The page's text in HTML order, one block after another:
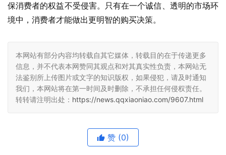
保消费者的权益不受侵害。只有在一个诚信、透明的市场环
境中，消费者才能做出更明智的购买决策。
本网站有部分内容均转载自其它媒体，转载目的在于传递更多
信息，并不代表本网赞同其观点和对其真实性负责，本网站无
法鉴别所上传图片或文字的知识版权，如果侵犯，请及时通知
我们，本网站将在第一时间及时删除，不承担任何侵权责任。
转转请注明出处： https://news.qqxiaoniao.com/9607.html
赞 (0)